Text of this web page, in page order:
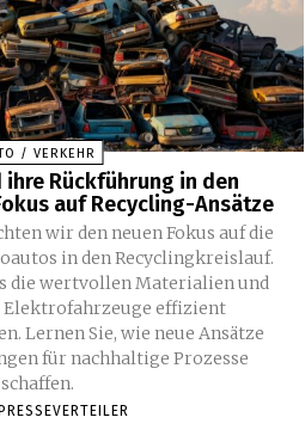
/ VERKEHR
Rückführung in den
auf Recycling-Ansätze
wir den neuen Fokus auf die
in den Recyclingkreislauf.
die wertvollen Materialien und
Elektrofahrzeuge effizient
Lernen Sie, wie neue Ansätze
für nachhaltige Prozesse
schaffen.